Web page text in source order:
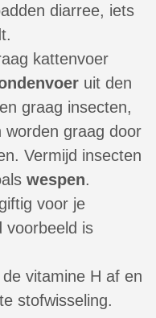
diarree, iets
kattenvoer
uit den
graag insecten,
worden graag door
Vermijd insecten
wespen.
voor je
voorbeeld is
de vitamine H af en
stofwisseling.